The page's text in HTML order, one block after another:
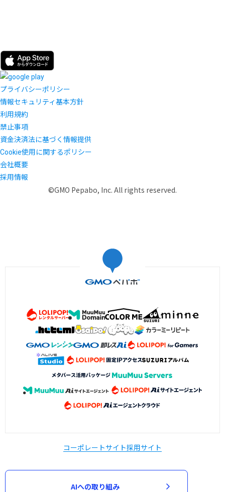
プライバシーポリシー
情報セキュリティ基本方針
利用規約
禁止事項
資金決済法に基づく情報提供
Cookie使用に関するポリシー
会社概要
採用情報
©GMO Pepabo, Inc. All rights reserved.
コーポレートサイト採用サイト
AIへの取り組み